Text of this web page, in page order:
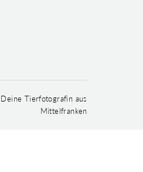
Tierfotografin aus
Mittelfranken